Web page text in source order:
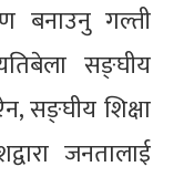
बनाउनु गल्ती
सङ्घीय
सङ्घीय शिक्षा
जनतालाई